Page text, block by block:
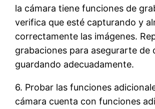
la cámara tiene funciones de
verifica que esté capturando y
correctamente las imágenes.
grabaciones para asegurarte de
guardando adecuadamente.
6. Probar las funciones
cámara cuenta con funciones